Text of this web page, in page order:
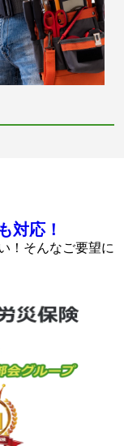
対応！
！そんなご要望に